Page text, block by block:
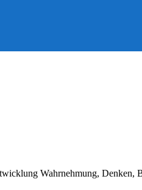
Wahrnehmung, Denken,